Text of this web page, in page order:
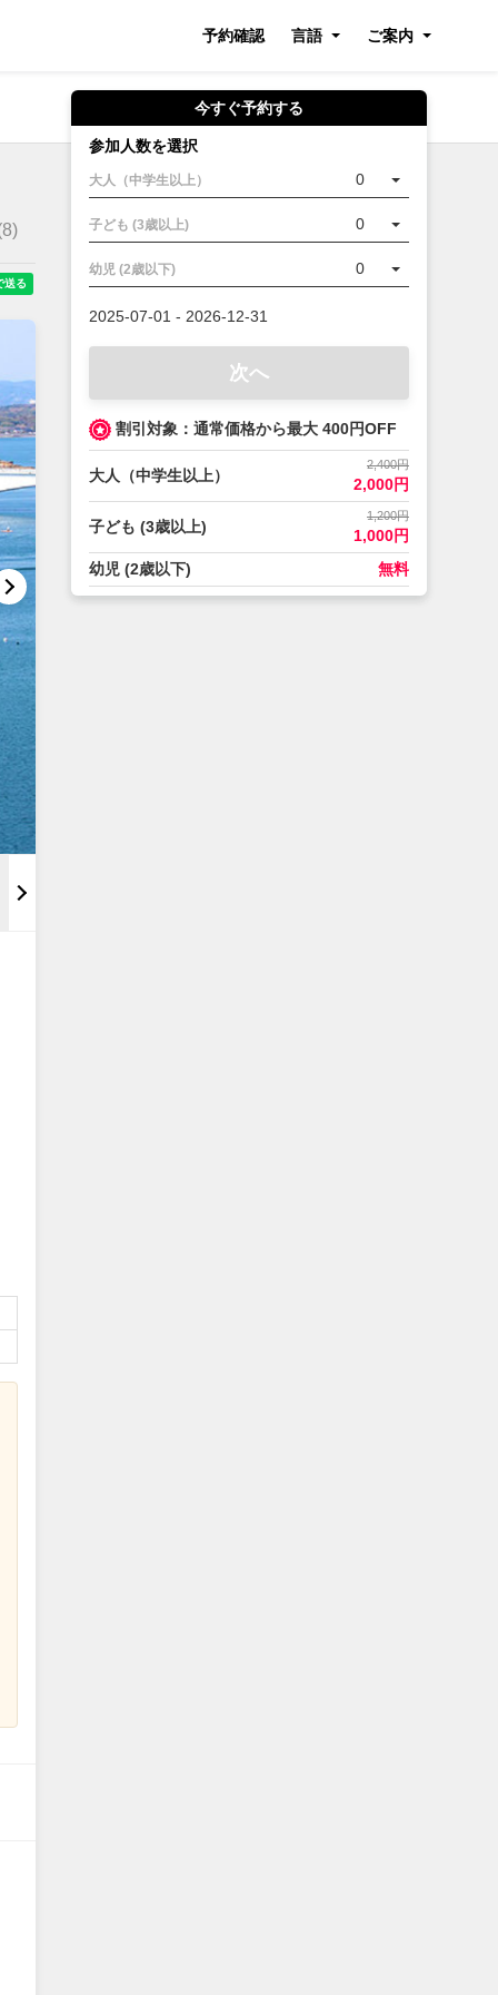
予約確認 言語 ご案内
8)
今すぐ予約する
参加人数を選択
大人（中学生以上） 0
子ども (3歳以上) 0
幼児 (2歳以下) 0
2025-07-01 - 2026-12-31
次へ
割引対象：通常価格から最大 400円OFF
大人（中学生以上）
2,400円
2,000円
子ども (3歳以上)
1,200円
1,000円
幼児 (2歳以下)
無料